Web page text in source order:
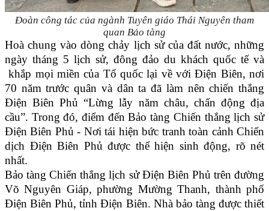
Đoàn công tác của ngành Tuyên giáo Thái Nguyên tham
quan Bảo tàng
Hoà chung vào dòng chảy lịch sử của đất nước, những
ngày tháng 5 lịch sử, đông đảo du khách quốc tế và
khắp mọi miền của Tổ quốc lại về với Điện Biên, nơi
70 năm trước quân và dân ta đã làm nên chiến thắng
Điện Biên Phủ “Lừng lẫy năm châu, chấn động địa
cầu”. Trong đó, điểm đến Bảo tàng Chiến thắng lịch sử
Điện Biên Phủ - Nơi tái hiện bức tranh toàn cảnh Chiến
dịch Điện Biên Phủ được thể hiện sinh động, rõ nét
nhất.
Bảo tàng Chiến thắng lịch sử Điện Biên Phủ trên đường
Võ Nguyên Giáp, phường Mường Thanh, thành phố
Điện Biên Phủ, tỉnh Điện Biên. Nhà bảo tàng được thiết